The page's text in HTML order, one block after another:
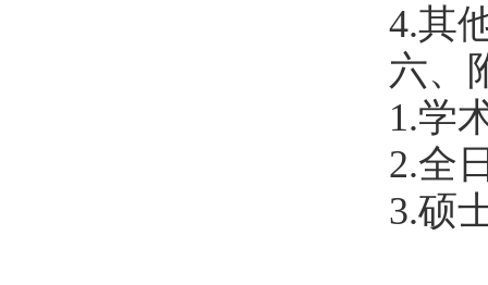
4.其
六、
1.学
2.全
3.硕